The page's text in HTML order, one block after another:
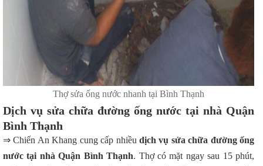
Thợ sửa ống nước nhanh tại Bình Thạnh
Dịch vụ sửa chữa đường ống nước tại nhà Quận
Bình Thạnh
⇒ Chiến An Khang cung cấp nhiều dịch vụ sửa chữa đường ống
nước tại nhà Quận Bình Thạnh. Thợ có mặt ngay sau 15 phút,